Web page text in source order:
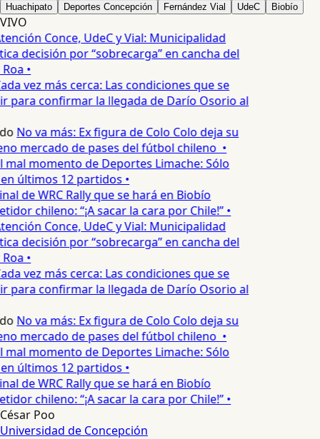
Huachipato Deportes Concepción Fernández Vial UdeC Biobío
VIVO
Conce, UdeC y Vial: Municipalidad
decisión por “sobrecarga” en cancha del
•
vez más cerca: Las condiciones que se
para confirmar la llegada de Darío Osorio al
No va más: Ex figura de Colo Colo deja su
mercado de pases del fútbol chileno •
mal momento de Deportes Limache: Sólo
últimos 12 partidos •
de WRC Rally que se hará en Biobío
chileno: “¡A sacar la cara por Chile!” •
Conce, UdeC y Vial: Municipalidad
decisión por “sobrecarga” en cancha del
•
vez más cerca: Las condiciones que se
para confirmar la llegada de Darío Osorio al
No va más: Ex figura de Colo Colo deja su
mercado de pases del fútbol chileno •
mal momento de Deportes Limache: Sólo
últimos 12 partidos •
de WRC Rally que se hará en Biobío
chileno: “¡A sacar la cara por Chile!” •
César Poo
Universidad de Concepción